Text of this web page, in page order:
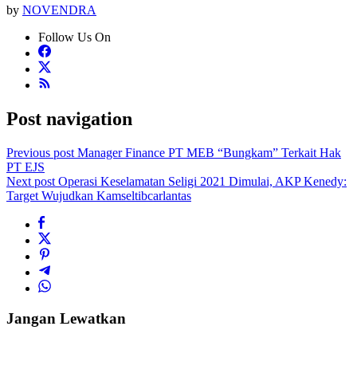
by NOVENDRA
Follow Us On
Post navigation
Previous post Manager Finance PT MEB “Bungkam” Terkait Hak
PT EJS
Next post Operasi Keselamatan Seligi 2021 Dimulai, AKP Kenedy:
Target Wujudkan Kamseltibcarlantas
Jangan Lewatkan